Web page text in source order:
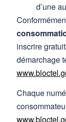
d’une
inscrire
démarchage
Chaque